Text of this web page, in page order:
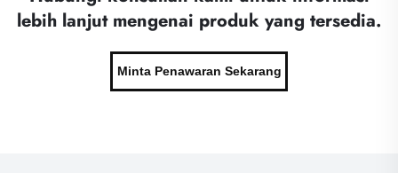
lebih lanjut mengenai produk yang tersedia.
Minta Penawaran Sekarang